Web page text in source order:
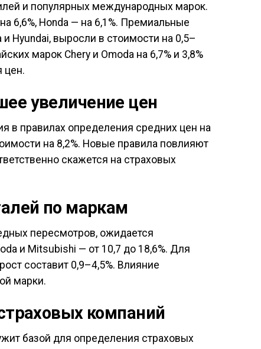
и популярных международных марок.
6,6%, Honda — на 6,1%. Премиальные
и Hyundai, выросли в стоимости на 0,5–
марок Chery и Omoda на 6,7% и 3,8%
цен.
увеличение цен
в правилах определения средних цен на
на 8,2%. Новые правила повлияют
скажется на страховых
по маркам
пересмотров, ожидается
и Mitsubishi — от 10,7 до 18,6%. Для
составит 0,9–4,5%. Влияние
марки.
компаний
базой для определения страховых